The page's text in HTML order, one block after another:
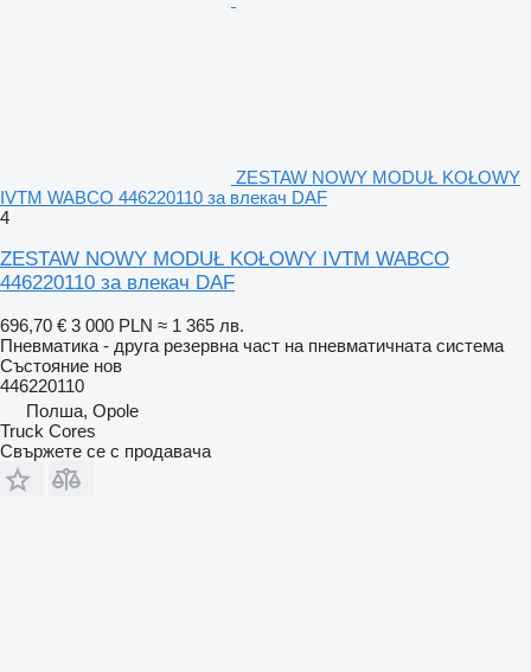
ZESTAW NOWY MODUŁ KOŁOWY
IVTM WABCO 446220110 за влекач DAF
4
ZESTAW NOWY MODUŁ KOŁOWY IVTM WABCO
446220110 за влекач DAF
696,70 € 3 000 PLN ≈ 1 365 лв.
Пневматика - друга резервна част на пневматичната система
Състояние нов
446220110
Полша, Opole
Truck Cores
Свържете се с продавача